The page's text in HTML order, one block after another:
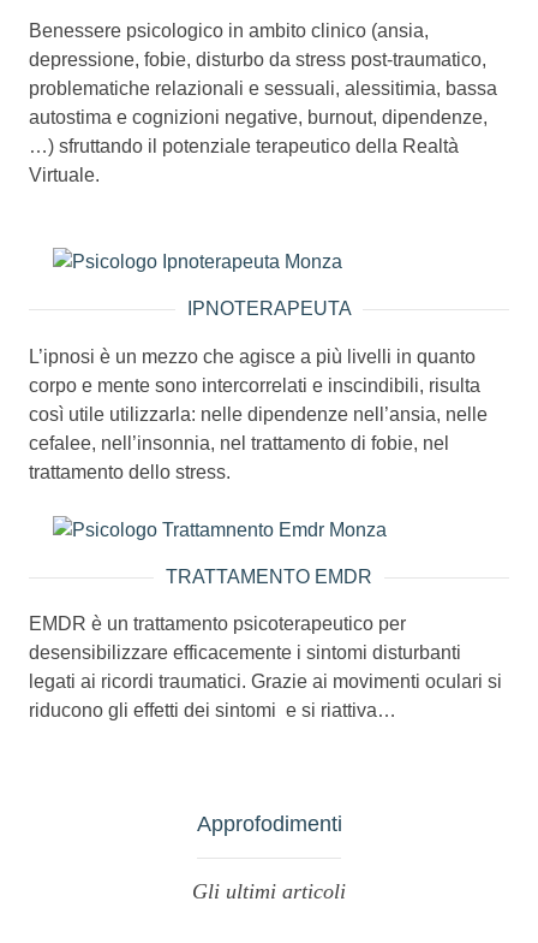
Benessere psicologico in ambito clinico (ansia,
depressione, fobie, disturbo da stress post-traumatico,
problematiche relazionali e sessuali, alessitimia, bassa
autostima e cognizioni negative, burnout, dipendenze,
…) sfruttando il potenziale terapeutico della Realtà
Virtuale.
IPNOTERAPEUTA
L’ipnosi è un mezzo che agisce a più livelli in quanto
corpo e mente sono intercorrelati e inscindibili, risulta
così utile utilizzarla: nelle dipendenze nell’ansia, nelle
cefalee, nell’insonnia, nel trattamento di fobie, nel
trattamento dello stress.
TRATTAMENTO EMDR
EMDR è un trattamento psicoterapeutico per
desensibilizzare efficacemente i sintomi disturbanti
legati ai ricordi traumatici. Grazie ai movimenti oculari si
riducono gli effetti dei sintomi e si riattiva…
Approfodimenti
Gli ultimi articoli